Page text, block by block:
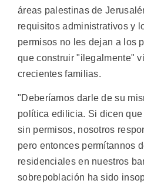
áreas palestinas de
requisitos administrativos y
permisos no les dejan a los
que construir "ilegalmente"
crecientes familias.
"Deberíamos darle de su
política edilicia. Si dicen
sin permisos, nosotros
pero entonces permítannos
residenciales en nuestros
sobrepoblación ha sido